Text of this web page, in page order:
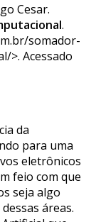
Cesar.
.
somador-
>. Acessado
da
para uma
eletrônicos
feio com que
seja algo
áreas.